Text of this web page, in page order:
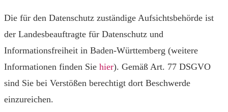
Die für den Datenschutz zuständige Aufsichtsbehörde ist
der Landesbeauftragte für Datenschutz und
Informationsfreiheit in Baden-Württemberg (weitere
Informationen finden Sie hier). Gemäß Art. 77 DSGVO
sind Sie bei Verstößen berechtigt dort Beschwerde
einzureichen.